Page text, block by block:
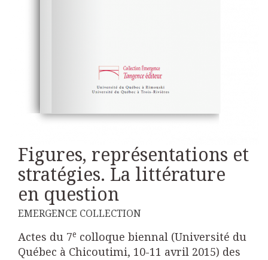
Figures, représentations et
stratégies. La littérature
en question
EMERGENCE COLLECTION
Actes du 7e colloque biennal (Université du
Québec à Chicoutimi, 10-11 avril 2015) des